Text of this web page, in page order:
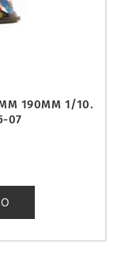
190MM 1/10.
07